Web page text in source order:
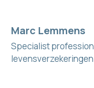
Marc Lemmens
Specialist
levensverzekeringen